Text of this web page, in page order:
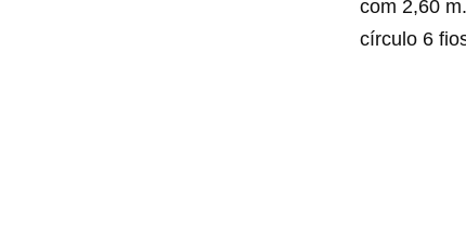
com 2,60
círculo 6